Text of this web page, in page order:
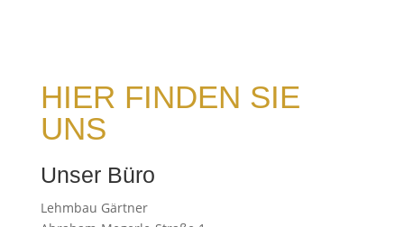
HIER FINDEN SIE
UNS
Unser Büro
Lehmbau Gärtner